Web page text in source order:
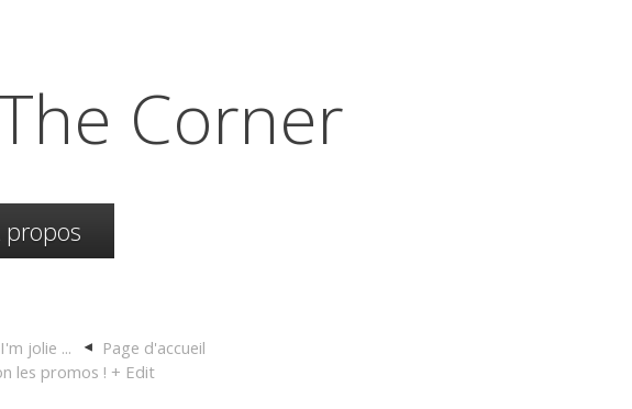
Corner
propos
jolie ...
Page d'accueil
les promos ! + Edit